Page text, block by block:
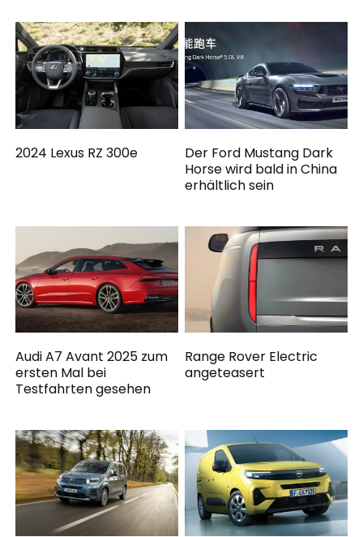
2024 Lexus RZ 300e
Der Ford Mustang Dark
Horse wird bald in China
erhältlich sein
Audi A7 Avant 2025 zum
ersten Mal bei
Testfahrten gesehen
Range Rover Electric
angeteasert